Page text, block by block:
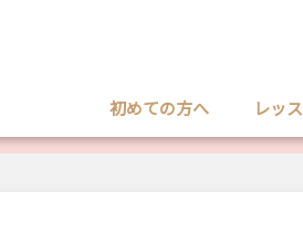
初めての方へ レッ